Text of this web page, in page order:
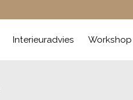
Interieuradvies Workshop